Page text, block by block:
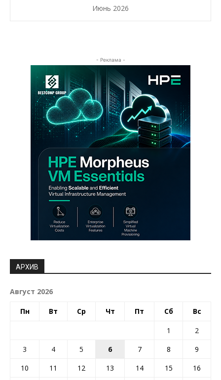
Июнь 2026
- Реклама -
АРХИВ
Август 2026
Пн Вт Ср Чт Пт Сб Вс
1
2
3
4 5 6 7 8
9
10
11 12 13 14 15
16